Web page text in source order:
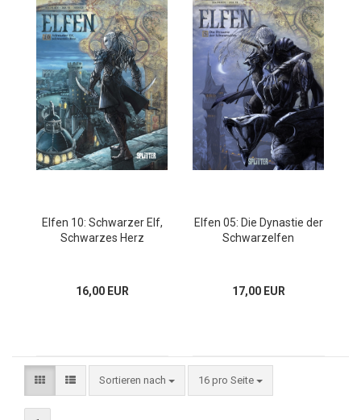
Elfen 10: Schwarzer Elf,
Schwarzes Herz
16,00 EUR
Elfen 05: Die Dynastie der
Schwarzelfen
17,00 EUR
Sortieren nach 16 pro Seite